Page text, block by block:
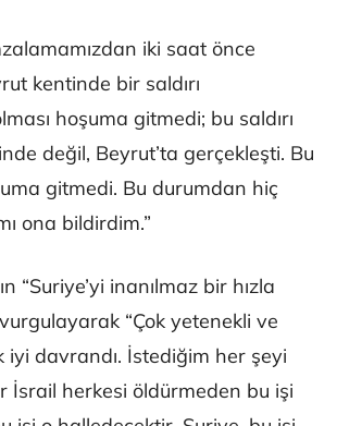
iki saat önce
kentinde bir saldırı
hoşuma gitmedi; bu saldırı
değil, Beyrut’ta gerçekleşti. Bu
gitmedi. Bu durumdan hiç
ona bildirdim.”
“Suriye’yi inanılmaz bir hızla
vurgulayarak “Çok yetenekli ve
iyi davrandı. İstediğim her şeyi
İsrail herkesi öldürmeden bu işi